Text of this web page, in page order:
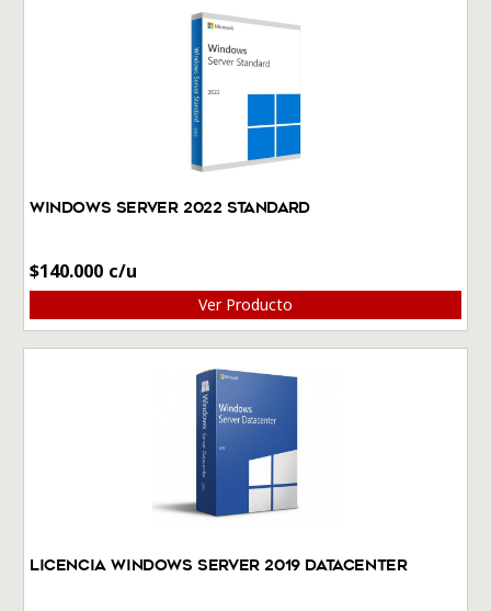
Windows Server 2022 Standard
$140.000
Ver Producto
Licencia Windows Server 2019 DataCenter